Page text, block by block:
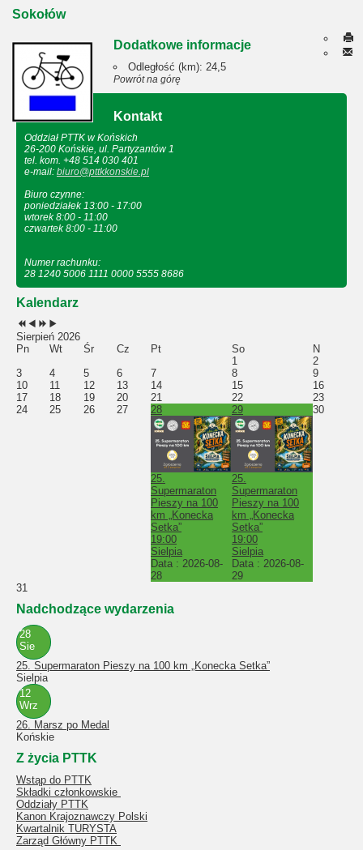
Sokołów
Dodatkowe informacje
Odległość (km): 24,5
Powrót na górę
Kontakt
Oddział PTTK w Końskich
26-200 Końskie, ul. Partyzantów 1
tel. kom. +48 514 030 401
e-mail: biuro@pttkkonskie.pl
Biuro czynne:
poniedziałek 13:00 - 17:00
wtorek 8:00 - 11:00
czwartek 8:00 - 11:00
Numer rachunku:
28 1240 5006 1111 0000 5555 8686
Kalendarz
Sierpień 2026
Pn
Wt Śr Cz Pt So
N
1
2
3
4 5 6 7 8
9
10
11 12 13 14 15
16
17
18 19 20 21 22
23
24
25 26 27 28
25.
Supermaraton
Pieszy na 100
km „Konecka
Setka”
19:00
Sielpia
Data : 2026-08-
28
29
25.
Supermaraton
Pieszy na 100
km „Konecka
Setka”
19:00
Sielpia
Data : 2026-08-
29
30
31
Nadchodzące wydarzenia
28
Sie
25. Supermaraton Pieszy na 100 km „Konecka Setka”
Sielpia
12
Wrz
26. Marsz po Medal
Końskie
Z życia PTTK
Wstąp do PTTK
Składki członkowskie
Oddziały PTTK
Kanon Krajoznawczy Polski
Kwartalnik TURYSTA
Zarząd Główny PTTK